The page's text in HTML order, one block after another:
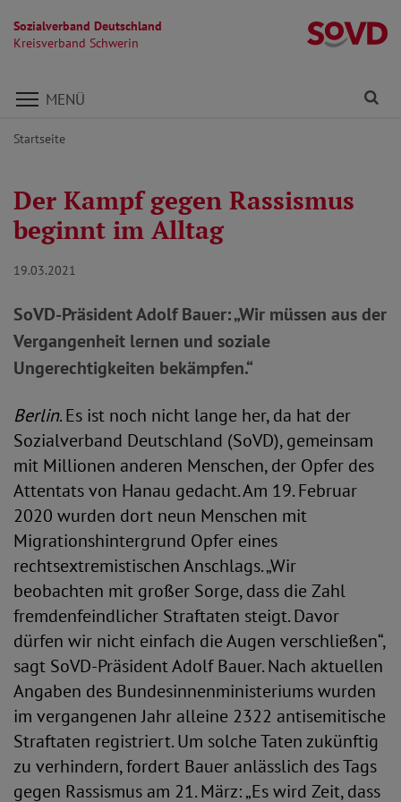
Sozialverband Deutschland
Kreisverband Schwerin
Direkt zu den Inhalten springen
MENÜ
Startseite
Der Kampf gegen Rassismus
beginnt im Alltag
19.03.2021
SoVD-Präsident Adolf Bauer: „Wir müssen aus der
Vergangenheit lernen und soziale
Ungerechtigkeiten bekämpfen.“
Berlin. Es ist noch nicht lange her, da hat der
Sozialverband Deutschland (SoVD), gemeinsam
mit Millionen anderen Menschen, der Opfer des
Attentats von Hanau gedacht. Am 19. Februar
2020 wurden dort neun Menschen mit
Migrationshintergrund Opfer eines
rechtsextremistischen Anschlags. „Wir
beobachten mit großer Sorge, dass die Zahl
fremdenfeindlicher Straftaten steigt. Davor
dürfen wir nicht einfach die Augen verschließen“,
sagt SoVD-Präsident Adolf Bauer. Nach aktuellen
Angaben des Bundesinnenministeriums wurden
im vergangenen Jahr alleine 2322 antisemitische
Straftaten registriert. Um solche Taten zukünftig
zu verhindern, fordert Bauer anlässlich des Tags
gegen Rassismus am 21. März: „Es wird Zeit, dass